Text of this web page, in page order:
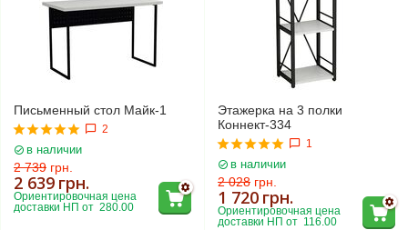
Письменный стол Майк-1
2
в наличии
2 739 грн.
2 639 грн.
Ориентировочная цена
доставки НП от  280.00
Этажерка на 3 полки
Коннект-334
1
в наличии
2 028 грн.
1 720 грн.
Ориентировочная цена
доставки НП от  116.00